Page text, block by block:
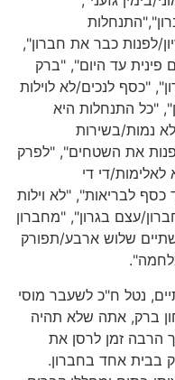
לפנות כבר את חברון",
עד היום", "ברק
"כסף לנכים/לא לוילות
"כל התנחלות היא
נמות/בשירות
את השטחים", "לפרק
די די
כסף לבריאות", "לא וילות
עצם בגרון", "מחברון
שלוש ארבע/תפורק
נטל ח"כ לשעבר מוסי
ברק, אתה שלא תהיה
הרבה זמן לרסן את
בבית אחד בחברון.